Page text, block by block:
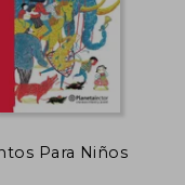
Para Niños